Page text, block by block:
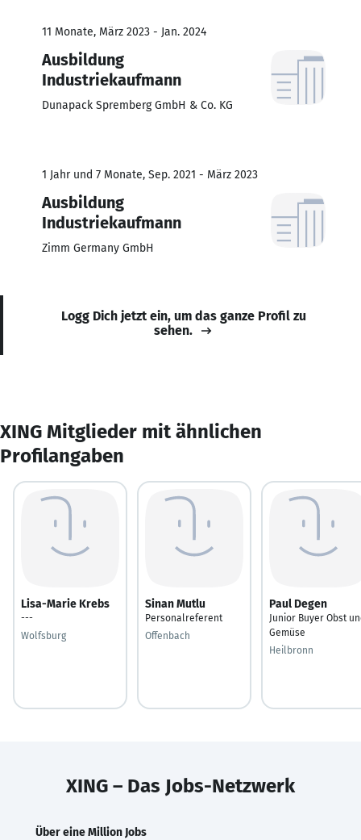
11 Monate, März 2023 - Jan. 2024
Ausbildung
Industriekaufmann
Dunapack Spremberg GmbH & Co. KG
1 Jahr und 7 Monate, Sep. 2021 - März 2023
Ausbildung
Industriekaufmann
Zimm Germany GmbH
Logg Dich jetzt ein, um das ganze Profil zu
sehen.
XING Mitglieder mit ähnlichen
Profilangaben
Lisa-Marie Krebs
---
Wolfsburg
Sinan Mutlu
Personalreferent
Offenbach
Paul Degen
Junior Buyer Obst
Gemüse
Heilbronn
XING – Das Jobs-Netzwerk
Über eine Million Jobs